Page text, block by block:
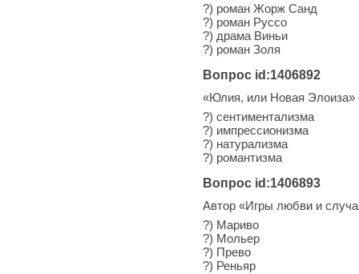
?) роман Жорж Санд
?) роман Руссо
?) драма Виньи
?) роман Золя
Вопрос id:1406892
«Юлия, или Новая Элоиза»
?) сентиментализма
?) импрессионизма
?) натурализма
?) романтизма
Вопрос id:1406893
Автор «Игры любви и
?) Мариво
?) Мольер
?) Прево
?) Реньяр